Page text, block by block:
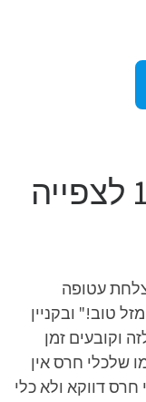
ווארט 2025 פרק 10 לצפייה
עטופה
טוב!" ובקניין
וקובעים זמן
שלכלי חרס אין
דווקא ולא כלי